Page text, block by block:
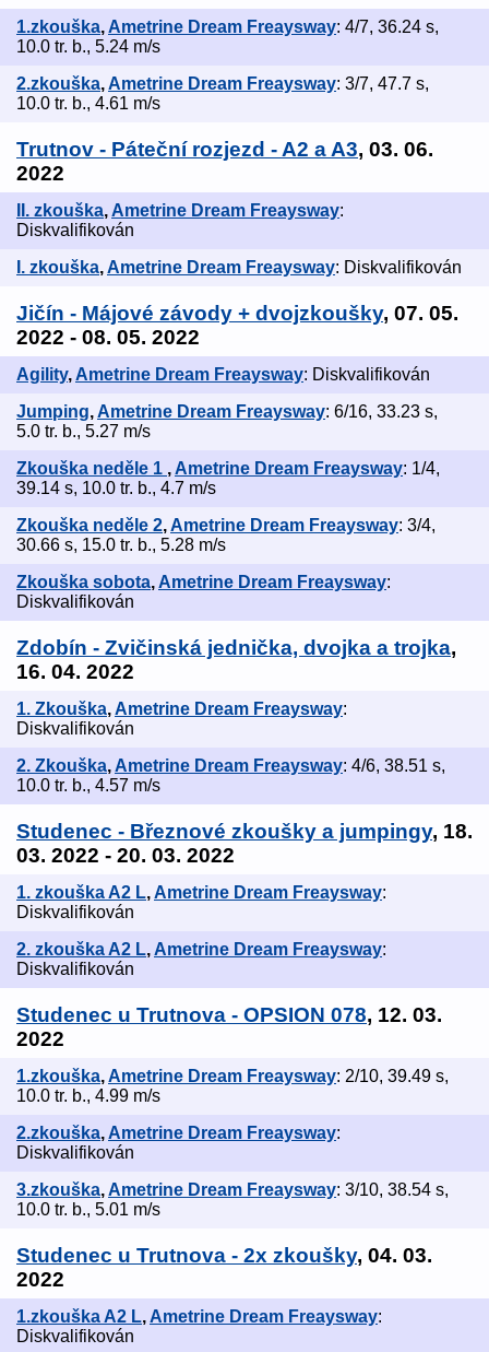
1.zkouška, Ametrine Dream Freaysway: 4/7, 36.24 s,
10.0 tr. b., 5.24 m/s
2.zkouška,Ametrine Dream Freaysway: 3/7, 47.7 s,
10.0 tr. b., 4.61 m/s
Trutnov - Páteční rozjezd - A2 a A3, 03. 06.
2022
II. zkouška, Ametrine Dream Freaysway:
Diskvalifikován
I. zkouška,Ametrine Dream Freaysway: Diskvalifikován
Jičín - Májové závody + dvojzkoušky, 07. 05.
2022 - 08. 05. 2022
Agility, Ametrine Dream Freaysway: Diskvalifikován
Jumping,Ametrine Dream Freaysway: 6/16, 33.23 s,
5.0 tr. b., 5.27 m/s
Zkouška neděle 1 , Ametrine Dream Freaysway: 1/4,
39.14 s, 10.0 tr. b., 4.7 m/s
Zkouška neděle 2,Ametrine Dream Freaysway: 3/4,
30.66 s, 15.0 tr. b., 5.28 m/s
Zkouška sobota, Ametrine Dream Freaysway:
Diskvalifikován
Zdobín - Zvičinská jednička, dvojka a trojka,
16. 04. 2022
1. Zkouška,Ametrine Dream Freaysway:
Diskvalifikován
2. Zkouška, Ametrine Dream Freaysway: 4/6, 38.51 s,
10.0 tr. b., 4.57 m/s
Studenec - Březnové zkoušky a jumpingy, 18.
03. 2022 - 20. 03. 2022
1. zkouška A2 L,Ametrine Dream Freaysway:
Diskvalifikován
2. zkouška A2 L, Ametrine Dream Freaysway:
Diskvalifikován
Studenec u Trutnova - OPSION 078, 12. 03.
2022
1.zkouška,Ametrine Dream Freaysway: 2/10, 39.49 s,
10.0 tr. b., 4.99 m/s
2.zkouška, Ametrine Dream Freaysway:
Diskvalifikován
3.zkouška,Ametrine Dream Freaysway: 3/10, 38.54 s,
10.0 tr. b., 5.01 m/s
Studenec u Trutnova - 2x zkoušky, 04. 03.
2022
1.zkouška A2 L, Ametrine Dream Freaysway:
Diskvalifikován